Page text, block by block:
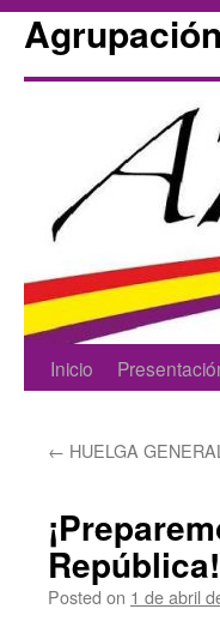
Skip
content
Inicio
← HUELGA
República!
Posted on 1 de abril